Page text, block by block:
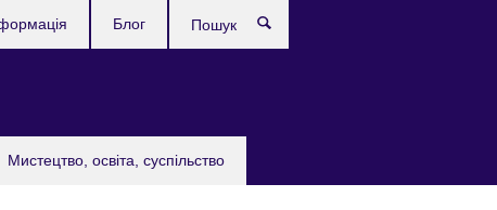
Мистецтво, освіта, суспільство
Блог